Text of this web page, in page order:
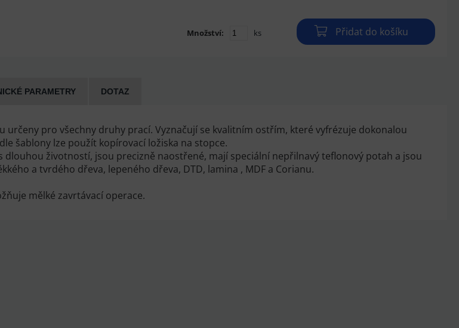
Množství: ks Přidat do košíku
PARAMETRY DOTAZ
určeny pro všechny druhy prací. Vyznačují se kvalitním ostřím, které vyfrézuje dokonalou
šablony lze použít kopírovací ložiska na stopce.
dlouhou životností, jsou precizně naostřené, mají speciální nepřilnavý teflonový potah a jsou
a tvrdého dřeva, lepeného dřeva, DTD, lamina , MDF a Corianu.
mělké zavrtávací operace.